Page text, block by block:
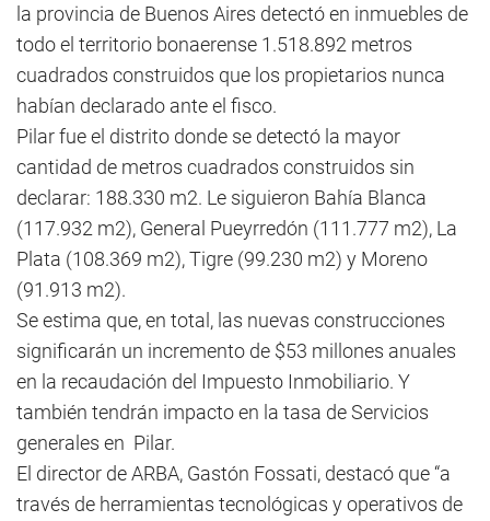
la provincia de Buenos Aires detectó en inmuebles de
todo el territorio bonaerense 1.518.892 metros
cuadrados construidos que los propietarios nunca
habían declarado ante el fisco.
Pilar fue el distrito donde se detectó la mayor
cantidad de metros cuadrados construidos sin
declarar: 188.330 m2. Le siguieron Bahía Blanca
(117.932 m2), General Pueyrredón (111.777 m2), La
Plata (108.369 m2), Tigre (99.230 m2) y Moreno
(91.913 m2).
Se estima que, en total, las nuevas construcciones
significarán un incremento de $53 millones anuales
en la recaudación del Impuesto Inmobiliario. Y
también tendrán impacto en la tasa de Servicios
generales en Pilar.
El director de ARBA, Gastón Fossati, destacó que “a
través de herramientas tecnológicas y operativos de